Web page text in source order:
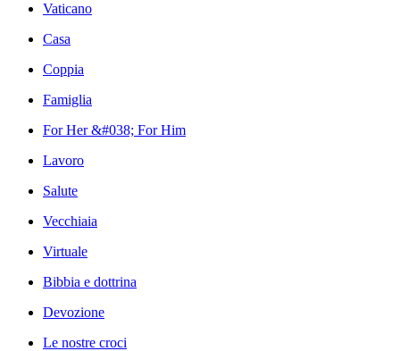
Vaticano
Casa
Coppia
Famiglia
For Her &#038; For Him
Lavoro
Salute
Vecchiaia
Virtuale
Bibbia e dottrina
Devozione
Le nostre croci